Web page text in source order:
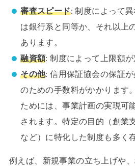
審査スピード: 制度によって
は銀行系と同等か、それ以上
あります。
融資額: 制度によって上限額が
その他: 信用保証協会の保証
のための手数料がかかります
ためには、事業計画の実現可
されます。特定の目的（創業
など）に特化した制度も多く
例えば、新規事業の立ち上げや